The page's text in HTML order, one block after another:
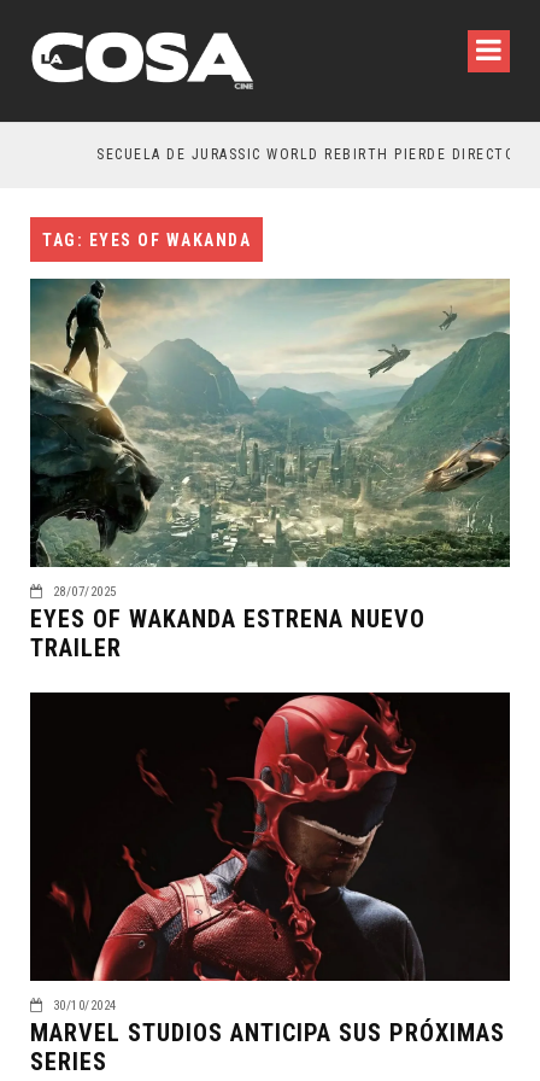
SECUELA DE JURASSIC WORLD REBIRTH PIERDE DIRECTOR
TAG: EYES OF WAKANDA
28/07/2025
EYES OF WAKANDA ESTRENA NUEVO
TRAILER
30/10/2024
MARVEL STUDIOS ANTICIPA SUS PRÓXIMAS
SERIES